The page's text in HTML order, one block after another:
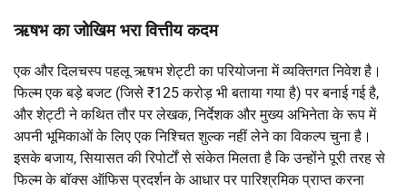
ऋषभ का जोखिम भरा वित्तीय कदम
एक और दिलचस्प पहलू ऋषभ शेट्टी का परियोजना में व्यक्तिगत निवेश है।
फिल्म एक बड़े बजट (जिसे ₹125 करोड़ भी बताया गया है) पर बनाई गई है,
और शेट्टी ने कथित तौर पर लेखक, निर्देशक और मुख्य अभिनेता के रूप में
अपनी भूमिकाओं के लिए एक निश्चित शुल्क नहीं लेने का विकल्प चुना है।
इसके बजाय, सियासत की रिपोर्टों से संकेत मिलता है कि उन्होंने पूरी तरह से
फिल्म के बॉक्स ऑफिस प्रदर्शन के आधार पर पारिश्रमिक प्राप्त करना